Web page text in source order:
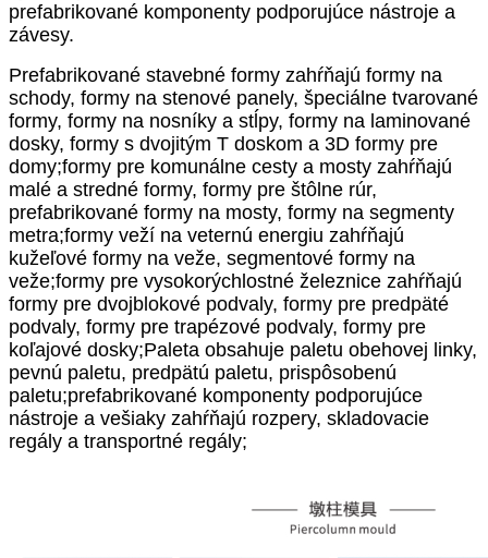
prefabrikované komponenty podporujúce nástroje a
závesy.
Prefabrikované stavebné formy zahŕňajú formy na
schody, formy na stenové panely, špeciálne tvarované
formy, formy na nosníky a stĺpy, formy na laminované
dosky, formy s dvojitým T doskom a 3D formy pre
domy;formy pre komunálne cesty a mosty zahŕňajú
malé a stredné formy, formy pre štôlne rúr,
prefabrikované formy na mosty, formy na segmenty
metra;formy veží na veternú energiu zahŕňajú
kužeľové formy na veže, segmentové formy na
veže;formy pre vysokorýchlostné železnice zahŕňajú
formy pre dvojblokové podvaly, formy pre predpäté
podvaly, formy pre trapézové podvaly, formy pre
koľajové dosky;Paleta obsahuje paletu obehovej linky,
pevnú paletu, predpätú paletu, prispôsobenú
paletu;prefabrikované komponenty podporujúce
nástroje a vešiaky zahŕňajú rozpery, skladovacie
regály a transportné regály;